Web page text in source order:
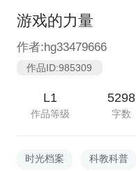
游戏的力量
作者:hg33479666
作品ID:985309
L1
作品等级
5298
字数
时光档案 科教科普